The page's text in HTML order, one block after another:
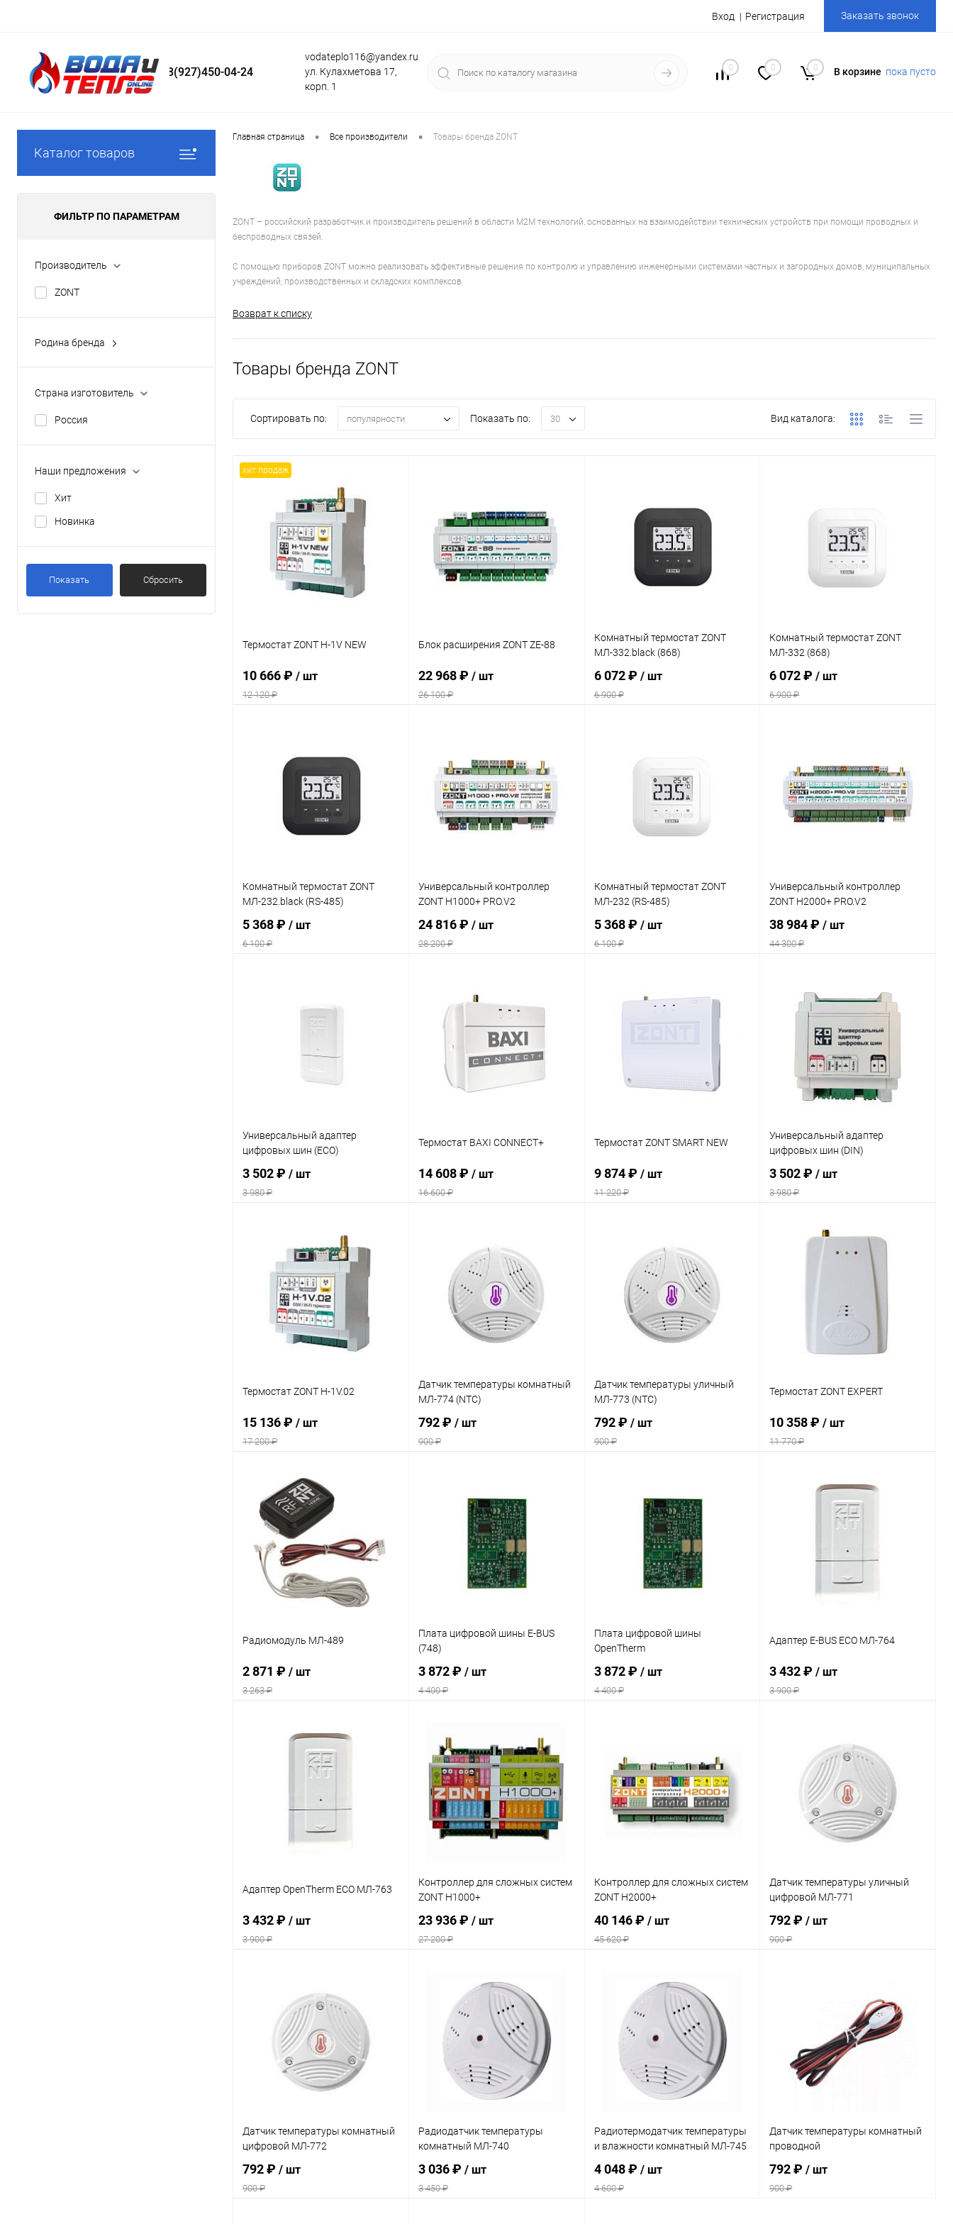
Вход Регистрация Заказать звонок
8(927)450-04-24
vodateplo116@yandex.ru
ул. Кулахметова 17,
корп. 1
0 0 0 В корзине пока пусто
Каталог товаров
ФИЛЬТР ПО ПАРАМЕТРАМ
Производитель
ZONT
Родина бренда
Страна изготовитель
Россия
Наши предложения
Хит
Новинка
Показать Сбросить
Главная страница • Все производители • Товары бренда ZONT
ZONT – российский разработчик и производитель решений в области М2М технологий, основанных на взаимодействии технических устройств при помощи проводных и
беспроводных связей.
С помощью приборов ZONT можно реализовать эффективные решения по контролю и управлению инженерными системами частных и загородных домов, муниципальных
учреждений, производственных и складских комплексов.
Возврат к списку
Товары бренда ZONT
Сортировать по: популярности Показать по: 30 Вид каталога:
хит продаж
Термостат ZONT H-1V NEW
10 666 ₽ / шт
12 120 ₽
Купить в 1 клик Сравнение
В избранное
Блок расширения ZONT ZE-88
22 968 ₽ / шт
26 100 ₽
Купить в 1 клик Сравнение
В избранное
заказ 3-5
дней
Комнатный термостат ZONT
МЛ-332.black (868)
6 072 ₽ / шт
6 900 ₽
Купить в 1 клик
В избранное
дней
Комнатный термостат ZONT
МЛ-332 (868)
6 072 ₽/ шт
6 900 ₽
Купить в 1 клик Сравнение
В избранное
заказ 3-5
дней
Комнатный термостат ZONT
МЛ-232.black (RS-485)
5 368 ₽ / шт
6 100 ₽
Купить в 1 клик
Универсальный контроллер
ZONT H1000+ PRO.V2
24 816 ₽ / шт
28 200 ₽
Купить в 1 клик
В избранное
заказ 3-5
дней
Комнатный термостат ZONT
МЛ-232 (RS-485)
5 368 ₽ / шт
6 100 ₽
Купить в 1 клик Сравнение
В избранное
заказ 3-5
Универсальный контроллер
ZONT H2000+ PRO.V2
38 984 ₽/ шт
44 300 ₽
Купить в 1 клик Сравнение
В избранное
заказ 3-5
дней
Универсальный адаптер
цифровых шин (ECO)
3 502 ₽ / шт
3 980 ₽
В корзину
Купить в 1 клик Сравнение
В избранное
Термостат BAXI CONNECT+
14 608 ₽ / шт
16 600 ₽
Купить в 1 клик Сравнение
В избранное
заказ 3-5
дней
Термостат ZONT SMART NEW
9 874 ₽ / шт
11 220 ₽
Купить в 1 клик Сравнение
В избранное В наличии
Универсальный адаптер
цифровых шин (DIN)
3 502 ₽/ шт
3 980 ₽
Сравнение
В наличии
Термостат ZONT H-1V.02
15 136 ₽ / шт
17 200 ₽
В корзину
Купить в 1 клик
В избранное В наличии
Датчик температуры комнатный
МЛ-774 (NTC)
792 ₽ / шт
900 ₽
Купить в 1 клик Сравнение
В избранное Недоступно
Датчик температуры уличный
МЛ-773 (NTC)
792 ₽ / шт
900 ₽
Купить в 1 клик Сравнение
В избранное Недоступно
Термостат ZONT EXPERT
10 358 ₽/ шт
11 770 ₽
Подписаться
Купить в 1 клик
Радиомодуль МЛ-489
2 871 ₽ / шт
3 263 ₽
Подписаться
Купить в 1 клик
Плата цифровой шины E-BUS
(748)
3 872 ₽ / шт
4 400 ₽
Купить в 1 клик Сравнение
В избранное Недоступно
Плата цифровой шины
OpenTherm
3 872 ₽ / шт
4 400 ₽
Купить в 1 клик Сравнение
В избранное Недоступно
Адаптер E-BUS ECO МЛ-764
3 432 ₽/ шт
3 900 ₽
Купить в 1 клик Сравнение
В избранное Недоступно
Адаптер OpenTherm ECO МЛ-763
3 432 ₽ / шт
3 900 ₽
Купить в 1 клик Сравнение
В избранное Недоступно
Контроллер для сложных систем
ZONT H1000+
23 936 ₽ / шт
27 200 ₽
Подписаться
Купить в 1 клик Сравнение
В избранное Недоступно
Контроллер для сложных систем
ZONT H2000+
40 146 ₽ / шт
45 620 ₽
Подписаться
Купить в 1 клик Сравнение
В избранное Недоступно
Датчик температуры уличный
цифровой МЛ-771
792 ₽/ шт
900 ₽
Сравнение
В избранное Недоступно
Датчик температуры комнатный
цифровой МЛ-772
792 ₽ / шт
900 ₽
Радиодатчик температуры
комнатный МЛ-740
3 036 ₽ / шт
3 450 ₽
Радиотермодатчик температуры
и влажности комнатный МЛ-745
4 048 ₽ / шт
4 600 ₽
Датчик температуры комнатный
проводной
792 ₽/ шт
900 ₽